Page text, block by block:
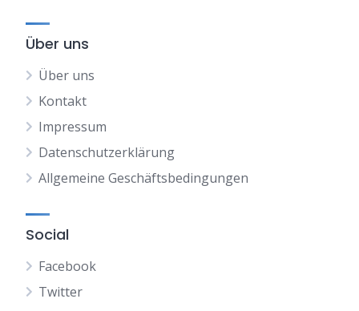
Über uns
Über uns
Kontakt
Impressum
Datenschutzerklärung
Allgemeine Geschäftsbedingungen
Social
Facebook
Twitter